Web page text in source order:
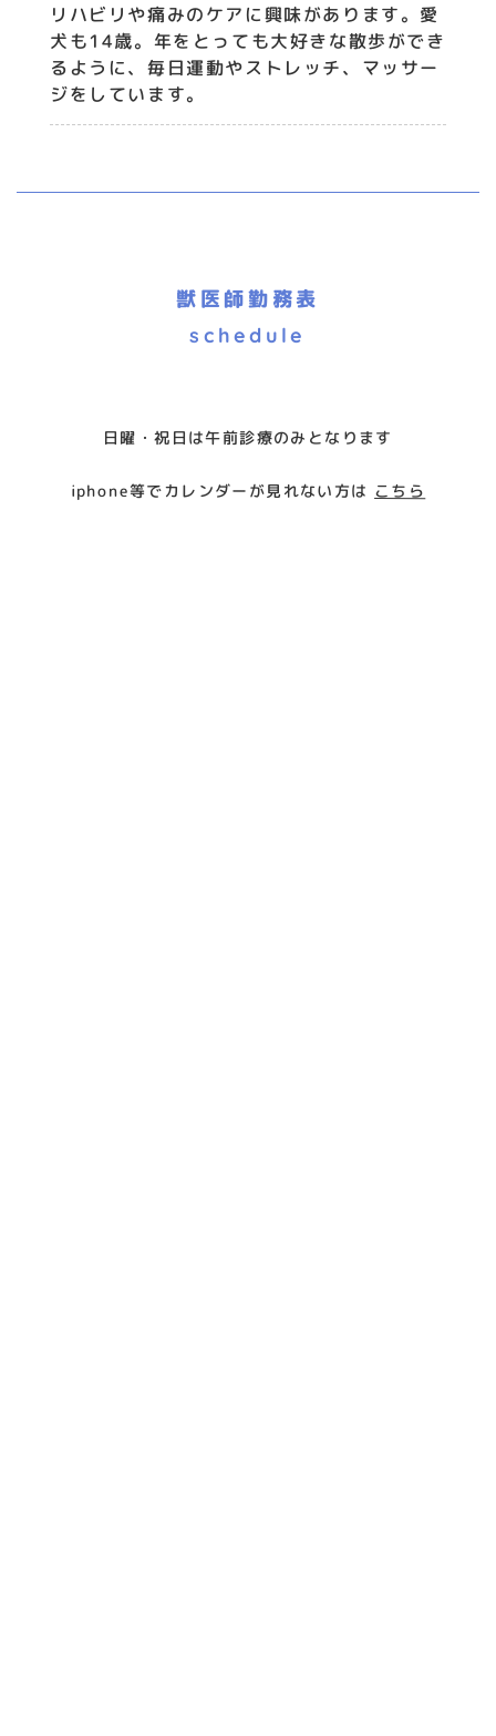
リハビリや痛みのケアに興味があります。愛
犬も14歳。年をとっても大好きな散歩ができ
るように、毎日運動やストレッチ、マッサー
ジをしています。
獣医師勤務表
schedule
日曜・祝日は午前診療のみとなります
iphone等でカレンダーが見れない方は こちら